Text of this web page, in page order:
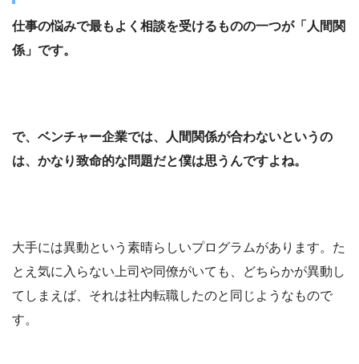
仕事の悩みで最もよく相談を受けるものの一つが「人間関
係」です。
で、ベンチャー企業では、人間関係が合わないというの
は、かなり致命的な問題だと僕は思うんですよね。
大手には異動という素晴らしいプログラムがあります。た
とえ気に入らない上司や同僚がいても、どちらかが異動し
てしまえば、それは社内転職したのと同じようなもので
す。